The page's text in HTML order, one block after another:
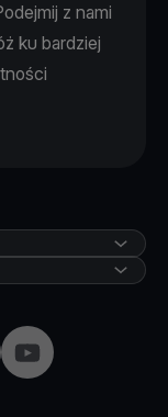
z nami
ku bardziej
YouTube